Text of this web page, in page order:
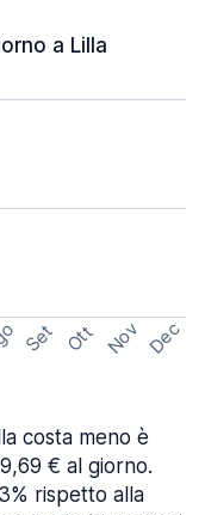
a Lilla
Set Ott Nov Dec
costa meno è
€ al giorno.
rispetto alla